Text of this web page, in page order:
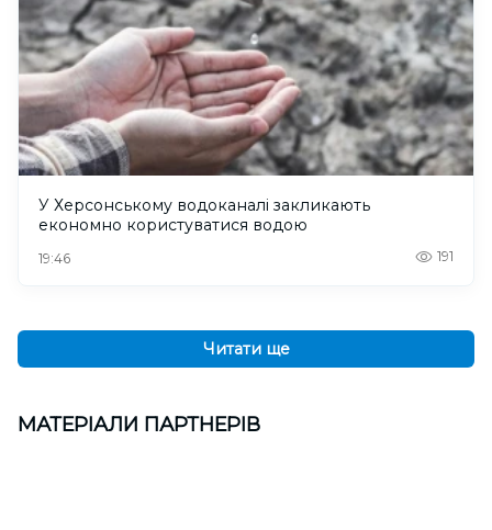
У Херсонському водоканалі закликають
економно користуватися водою
19:46 191
Читати ще
МАТЕРІАЛИ ПАРТНЕРІВ